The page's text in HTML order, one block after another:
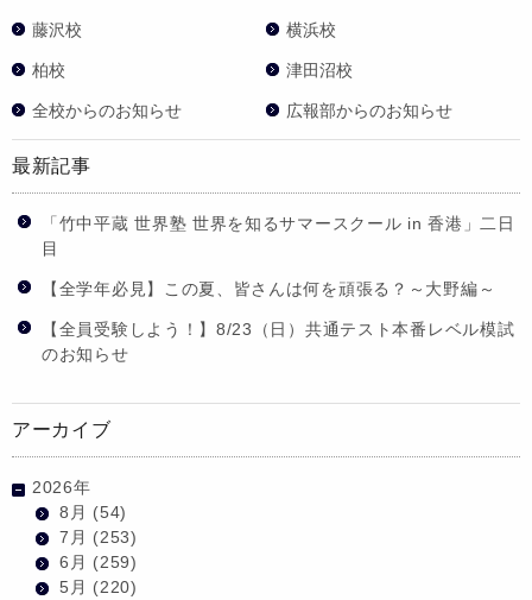
藤沢校 横浜校
柏校 津田沼校
全校からのお知らせ 広報部からのお知らせ
最新記事
「竹中平蔵 世界塾 世界を知るサマースクール in 香港」二日
目
【全学年必見】この夏、皆さんは何を頑張る？～大野編～
【全員受験しよう！】8/23（日）共通テスト本番レベル模試
のお知らせ
アーカイブ
2026年
8月 (54)
7月 (253)
6月 (259)
5月 (220)